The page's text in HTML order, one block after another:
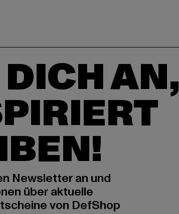
AN,
Newsletter an und
über aktuelle
von DefShop